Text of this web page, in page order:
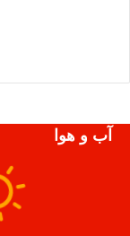
آب و هوا